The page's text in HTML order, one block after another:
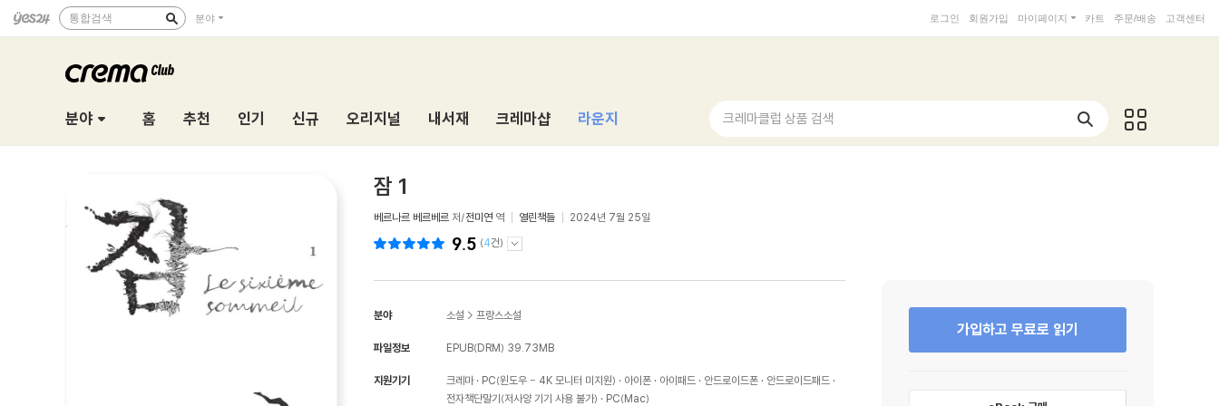
통합검색 분야 로그인 회원가입 마이페이지 카트 주문/배송 고객센터
분야 홈 추천 인기 신규 오리지널 내서재 크레마샵 라운지 크레마클럽 상품 검색
잠 1
베르나르 베르베르 저/전미연 역 열린책들 2024년 7월 25일
9.5 (4건)
분야 소설 > 프랑스소설
파일정보 EPUB(DRM) 39.73MB
지원기기 크레마 PC(윈도우 - 4K 모니터 미지원) 아이폰 아이패드 안드로이드폰
안드로이드패드
전자책단말기(저사양 기기 사용 불가)
PC(Mac)
가입하고 무료로 읽기